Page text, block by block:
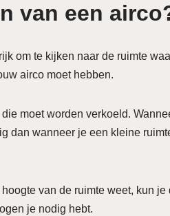
van een
om te kijken naar de ruimte
airco moet hebben.
moet worden verkoeld.
dan wanneer je een kleine
van de ruimte weet, kun je
je nodig hebt.